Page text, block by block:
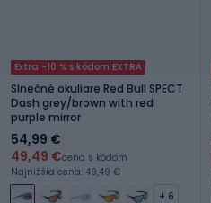
Extra -10 % s kódom EXTRA
Slnečné okuliare Red Bull SPECT
Dash grey/brown with red
purple mirror
54,99 €
49,49 €cena s kódom
Najnižšia cena: 49,49 €
+ 6